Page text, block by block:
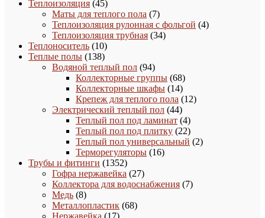
товаров
Теплоизоляция 4545
товаров
Маты для теплого пола 77
товаров
Теплоизоляция рулонная с фольгой 44
Теплоизоляция трубная 3434
Теплоноситель 1010
товаров
Теплые полы 138138
товаров
Водяной теплый пол 9494
товара
Коллекторные группы 6868
товаров
Коллекторные шкафы 1414
товаров
Крепеж для теплого пола 1212
Электрический теплый пол 4444
товара
Теплый пол под ламинат 44
товара
Теплый пол под плитку 2222
товара
Теплый пол универсальный 22
Терморегуляторы 1616
Трубы и фитинги 13521352
товара
Гофра нержавейка 2727
товаров
Коллектора для водоснабжения 77
Медь 88
товаров
Металлопластик 6868
Нержавейка 1717